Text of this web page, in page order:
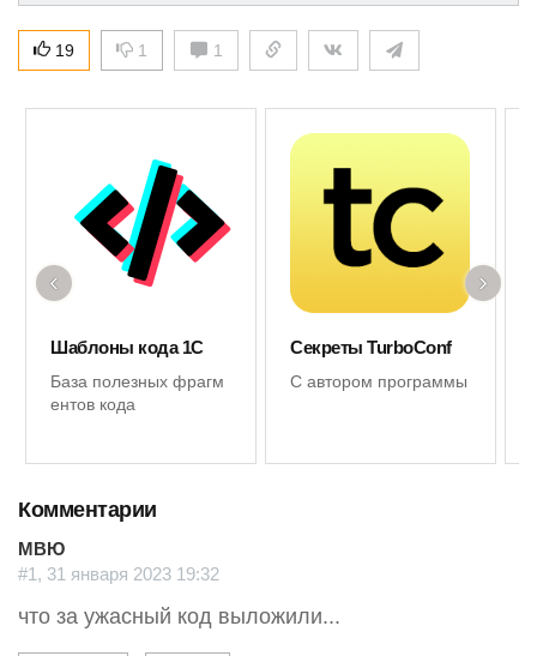
19 1 1
Шаблоны кода 1С
База полезных фрагм
ентов кода
Секреты TurboConf
С автором программы
‹ ›
Комментарии
МВЮ
#1, 31 января 2023 19:32
что за ужасный код выложили...